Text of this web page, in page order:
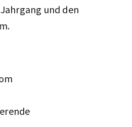
und den